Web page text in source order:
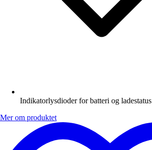
Indikatorlysdioder for batteri og ladestatus
Mer om produktet